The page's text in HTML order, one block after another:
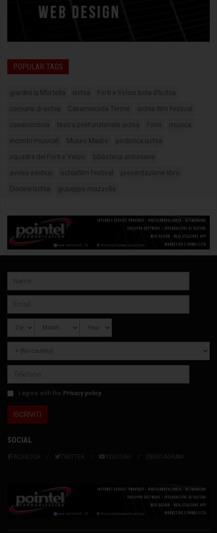
POPULAR TAGS
giardini la Mortella ischia Forti e Veloci Isola d'Ischia
comune di ischia Casamicciola Terme ischia film festival
casamicciola teatro polifunzionale ischia Forio musica
incontri musicali Museo Madre podistica ischia
squadra dei Forti e Veloci biblioteca antoniana
avviso eavbus ischiafilm festival presentazione libro
Diocesi Ischia giuseppe mazzella
I agree with the Privacy policy
SOCIAL
FACEBOOK TWITTER YOUTUBE INSTAGRAM